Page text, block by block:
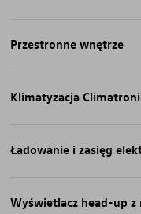
Przestronne wnętrze
Klimatyzacja
Ładowanie i zasięg
Wyświetlacz head-up z